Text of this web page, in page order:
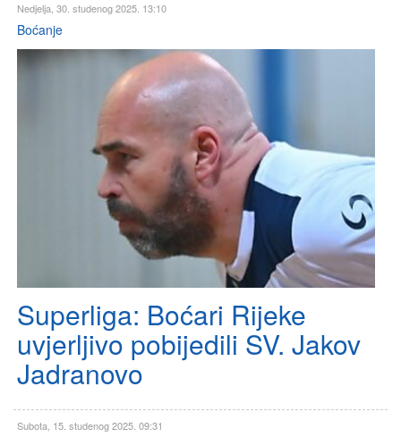
Nedjelja, 30. studenog 2025. 13:10
Boćanje
Superliga: Boćari Rijeke
uvjerljivo pobijedili SV. Jakov
Jadranovo
Subota, 15. studenog 2025. 09:31